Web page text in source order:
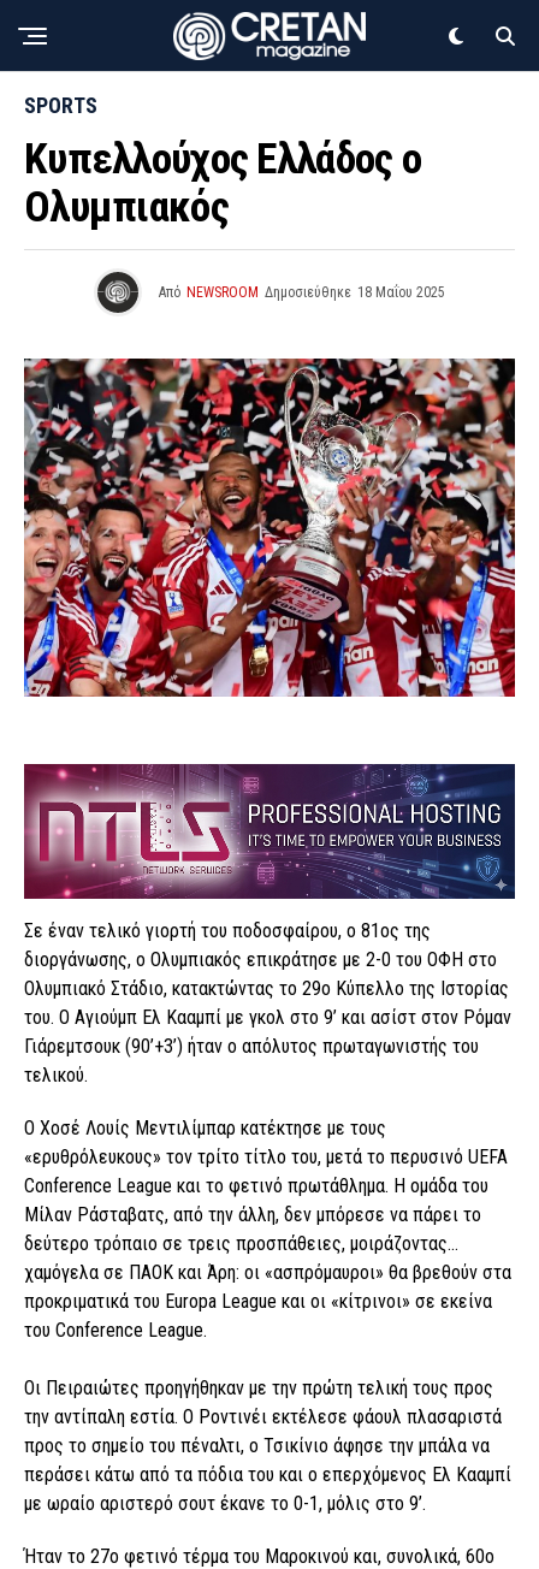
SPORTS
Κυπελλούχος Ελλάδος ο
Ολυμπιακός
Από NEWSROOM Δημοσιεύθηκε 18 Μαΐου 2025
Σε έναν τελικό γιορτή του ποδοσφαίρου, ο 81ος της
διοργάνωσης, ο Ολυμπιακός επικράτησε με 2-0 του ΟΦΗ στο
Ολυμπιακό Στάδιο, κατακτώντας το 29ο Κύπελλο της Ιστορίας
του. Ο Αγιούμπ Ελ Κααμπί με γκολ στο 9’ και ασίστ στον Ρόμαν
Γιάρεμτσουκ (90’+3’) ήταν ο απόλυτος πρωταγωνιστής του
τελικού.
Ο Χοσέ Λουίς Μεντιλίμπαρ κατέκτησε με τους
«ερυθρόλευκους» τον τρίτο τίτλο του, μετά το περυσινό UEFA
Conference League και το φετινό πρωτάθλημα. Η ομάδα του
Μίλαν Ράσταβατς, από την άλλη, δεν μπόρεσε να πάρει το
δεύτερο τρόπαιο σε τρεις προσπάθειες, μοιράζοντας…
χαμόγελα σε ΠΑΟΚ και Άρη: οι «ασπρόμαυροι» θα βρεθούν στα
προκριματικά του Europa League και οι «κίτρινοι» σε εκείνα
του Conference League.
Οι Πειραιώτες προηγήθηκαν με την πρώτη τελική τους προς
την αντίπαλη εστία. Ο Ροντινέι εκτέλεσε φάουλ πλασαριστά
προς το σημείο του πέναλτι, ο Τσικίνιο άφησε την μπάλα να
περάσει κάτω από τα πόδια του και ο επερχόμενος Ελ Κααμπί
με ωραίο αριστερό σουτ έκανε το 0-1, μόλις στο 9’.
Ήταν το 27ο φετινό τέρμα του Μαροκινού και, συνολικά, 60ο